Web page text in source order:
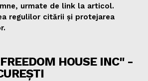
urmate de link la articol.
regulilor citării și protejarea
HOUSE INC" -